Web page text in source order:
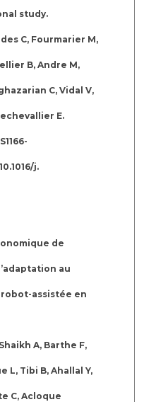
study.
C, Fourmarier M,
B, Andre M,
C, Vidal V,
E.
j.
de
au
assistée en
A, Barthe F,
L, Tibi B, Ahallal Y,
C, Acloque